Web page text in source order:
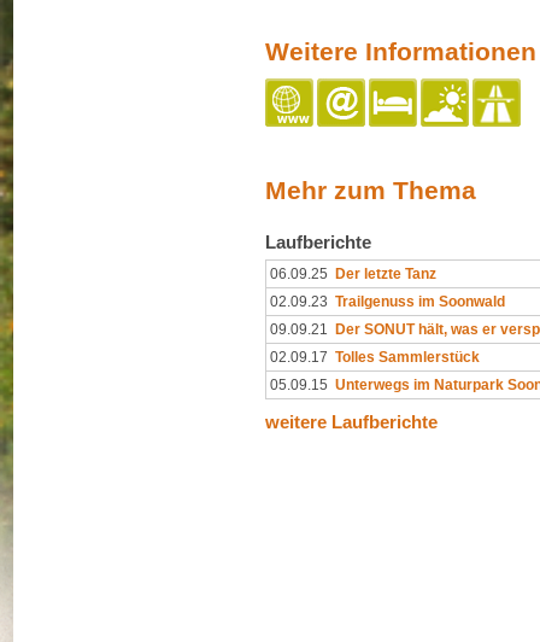
Weitere Informationen
Mehr zum Thema
Laufberichte
06.09.25 Der letzte Tanz
02.09.23 Trailgenuss im Soonwald
09.09.21
Der SONUT hält, was er
02.09.17 Tolles Sammlerstück
05.09.15 Unterwegs im Naturpark
weitere Laufberichte